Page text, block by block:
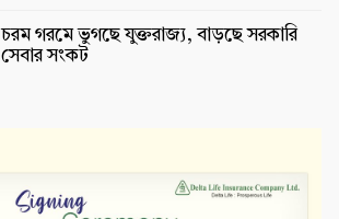
চরম গরমে ভুগছে যুক্তরাজ্য, বাড়ছে সরকারি
সেবার সংকট